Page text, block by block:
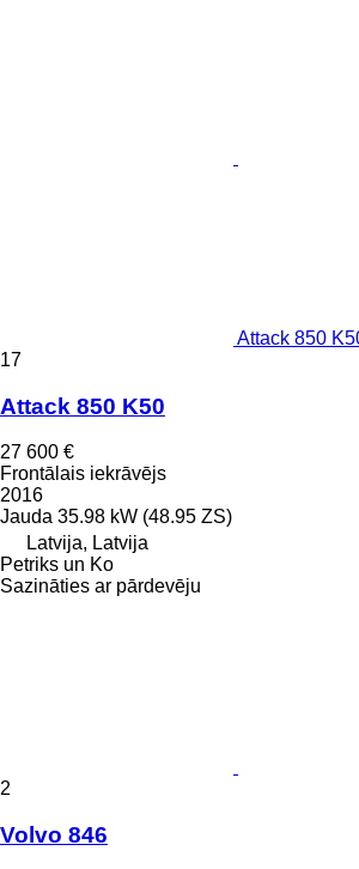
Attack 850
17
Attack 850 K50
27 600 €
Frontālais iekrāvējs
2016
Jauda 35.98 kW (48.95 ZS)
Latvija, Latvija
Petriks un Ko
Sazināties ar pārdevēju
2
Volvo 846